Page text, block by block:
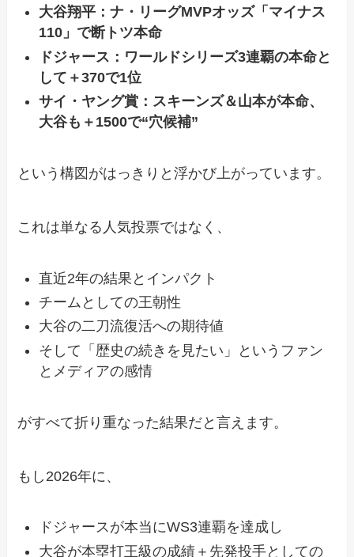
大谷翔平：ナ・リーグMVPオッズ「マイナス
110」で断トツ本命
ドジャース：ワールドシリーズ3連覇の本命と
して＋370で1位
サイ・ヤング賞：スキーンズ＆山本が本命、
大谷も＋1500で“穴候補”
という構図がはっきりと浮かび上がっています。
これは単なる人気投票ではなく、
直近2年の結果とインパクト
チームとしての王朝性
大谷の二刀流復活への期待値
そして「歴史の続きを見たい」というファン
とメディアの感情
がすべて折り重なった結果だと言えます。
もし2026年に、
ドジャースが本当にWS3連覇を達成し
大谷が本塁打王級の成績＋先発投手としての